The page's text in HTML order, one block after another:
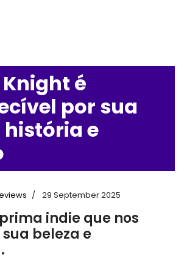
é
por sua
história e
29 September 2025
indie que nos
beleza e